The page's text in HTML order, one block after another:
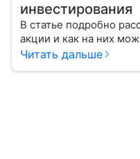
инвестирования
В статье подробно
акции и как на них
Читать дальше